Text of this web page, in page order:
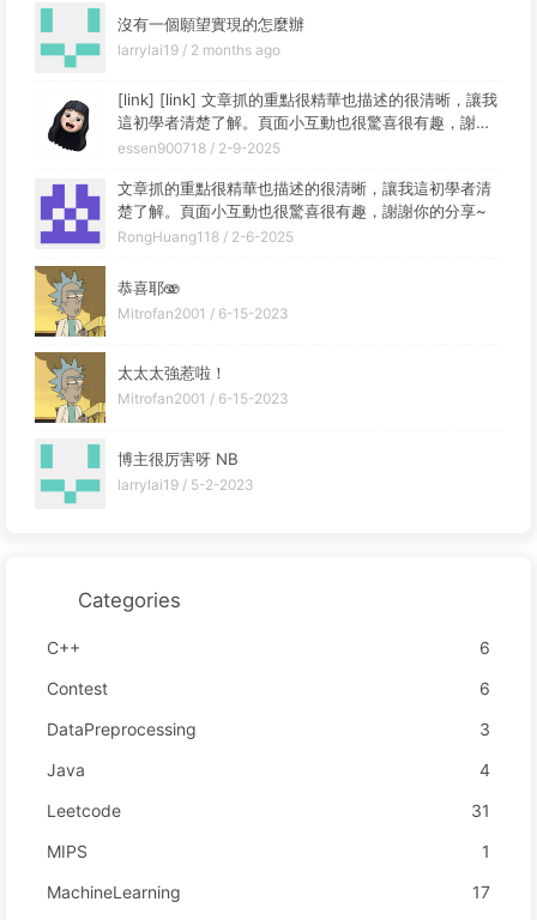
沒有一個願望實現的怎麼辦
larrylai19 / 2 months ago
[link] [link] 文章抓的重點很精華也描述的很清晰，讓我
這初學者清楚了解。頁面小互動也很驚喜很有趣，謝謝
你的分享~
essen900718 / 2-9-2025
文章抓的重點很精華也描述的很清晰，讓我這初學者清
楚了解。頁面小互動也很驚喜很有趣，謝謝你的分享~
RongHuang118 / 2-6-2025
恭喜耶🫨
Mitrofan2001 / 6-15-2023
太太太強惹啦！
Mitrofan2001 / 6-15-2023
博主很厉害呀 NB
larrylai19 / 5-2-2023
Categories
C++
6
Contest
6
DataPreprocessing
3
Java
4
Leetcode
31
MIPS
1
MachineLearning
17